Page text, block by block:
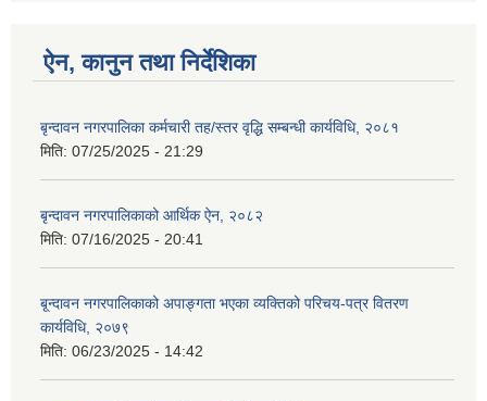
ऐन, कानुन तथा निर्देशिका
बृन्दावन नगरपालिका कर्मचारी तह/स्तर वृद्धि सम्बन्धी कार्यविधि, २०८१
मिति: 07/25/2025 - 21:29
बृन्दावन नगरपालिकाको आर्थिक ऐन, २०८२
मिति: 07/16/2025 - 20:41
बृ्न्दावन नगरपालिकाको अपाङ्गता भएका व्यक्तिको परिचय-पत्र वितरण
कार्यविधि, २०७९
मिति: 06/23/2025 - 14:42